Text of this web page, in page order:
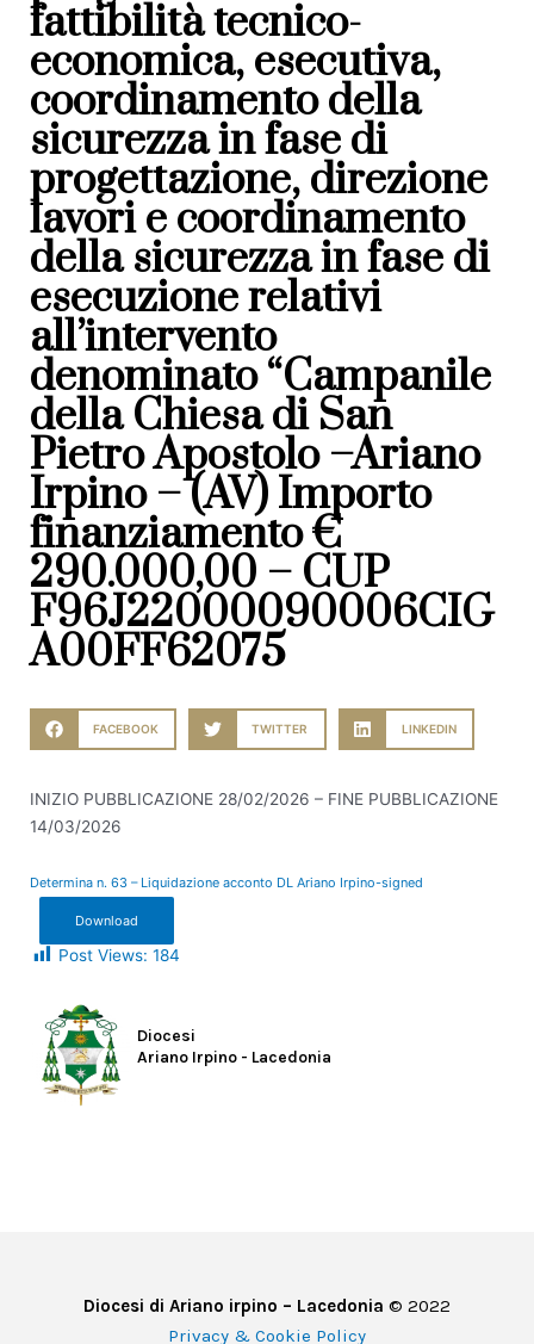
fattibilità tecnico-
economica, esecutiva,
coordinamento della
sicurezza in fase di
progettazione, direzione
lavori e coordinamento
della sicurezza in fase di
esecuzione relativi
all’intervento
denominato “Campanile
della Chiesa di San
Pietro Apostolo –Ariano
Irpino – (AV) Importo
finanziamento €
290.000,00 – CUP
F96J22000090006CIG
A00FF62075
FACEBOOK TWITTER LINKEDIN
INIZIO PUBBLICAZIONE 28/02/2026 – FINE PUBBLICAZIONE
14/03/2026
Determina n. 63 – Liquidazione acconto DL Ariano Irpino-signed
Download
Post Views: 184
Diocesi
Ariano Irpino - Lacedonia
Diocesi di Ariano irpino – Lacedonia © 2022
Privacy & Cookie Policy